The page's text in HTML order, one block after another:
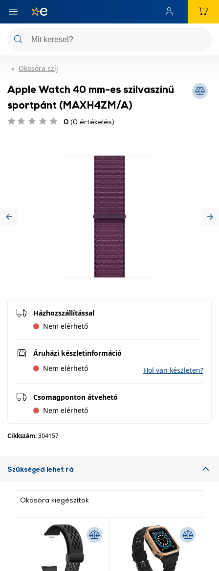
Okosóra szíj
Apple Watch 40 mm-es szilvaszínű
sportpánt (MAXH4ZM/A)
0 (0 értékelés)
Previous
Házhozszállítással
Nem elérhető
Áruházi készletinformáció
Nem elérhető
Hol van készleten?
Csomagponton átvehető
Nem elérhető
Cikkszám:304157
Szükséged lehet rá
Okosóra kiegészítők